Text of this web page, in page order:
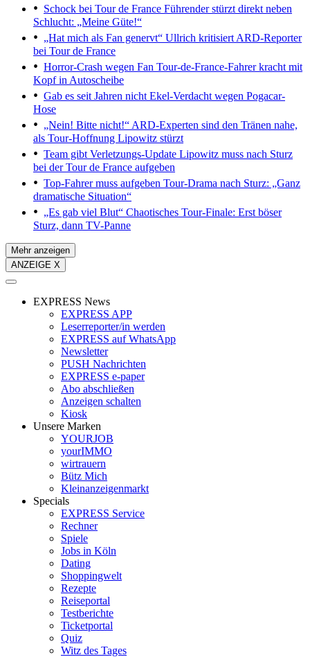
Schock bei Tour de France Führender stürzt direkt neben
Schlucht: „Meine Güte!“
„Hat mich als Fan genervt“ Ullrich kritisiert ARD-Reporter
bei Tour de France
Horror-Crash wegen Fan Tour-de-France-Fahrer kracht mit
Kopf in Autoscheibe
Gab es seit Jahren nicht Ekel-Verdacht wegen Pogacar-
Hose
„Nein! Bitte nicht!“ ARD-Experten sind den Tränen nahe,
als Tour-Hoffnung Lipowitz stürzt
Team gibt Verletzungs-Update Lipowitz muss nach Sturz
bei der Tour de France aufgeben
Top-Fahrer muss aufgeben Tour-Drama nach Sturz: „Ganz
dramatische Situation“
„Es gab viel Blut“ Chaotisches Tour-Finale: Erst böser
Sturz, dann TV-Panne
Mehr anzeigen
ANZEIGE X
EXPRESS News
EXPRESS APP
Leserreporter/in werden
EXPRESS auf WhatsApp
Newsletter
PUSH Nachrichten
EXPRESS e-paper
Abo abschließen
Anzeigen schalten
Kiosk
Unsere Marken
YOURJOB
yourIMMO
wirtrauern
Bütz Mich
Kleinanzeigenmarkt
Specials
EXPRESS Service
Rechner
Spiele
Jobs in Köln
Dating
Shoppingwelt
Rezepte
Reiseportal
Testberichte
Ticketportal
Quiz
Witz des Tages